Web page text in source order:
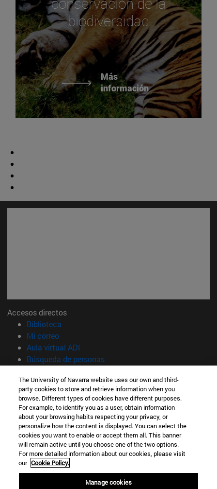
biodiversidad
Más
información
Accesos directos
Biblioteca
Mi correo(abre en nueva ventana)
Aula virtual ADI
Búsqueda de personas(abre en nueva ventana)
Información
TFNO +34 948 42 56 14
¿QUÉ GRADO TE INTERESA?
¿QUÉ MÁSTER TE INTERESA?
© Universidad de Navarra
Información legal
Accesibilidad
Configuración de cookies
The University of Navarra website uses our own and third-
party cookies to store and retrieve information when you
browse. Different types of cookies have different purposes.
For example, to identify you as a user, obtain information
about your browsing habits respecting your privacy, or
personalize how the content is displayed. You can select the
cookies you want to enable or accept them all. This banner
will remain active until you choose one of the two options.
For more detailed information about our cookies, please visit
our Cookie Policy.
Manage cookies